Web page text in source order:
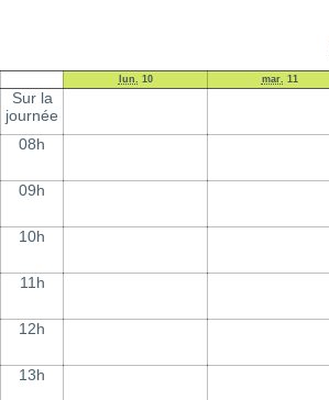
lun. 10 mar. 11
Sur la
journée
08h
09h
10h
11h
12h
13h